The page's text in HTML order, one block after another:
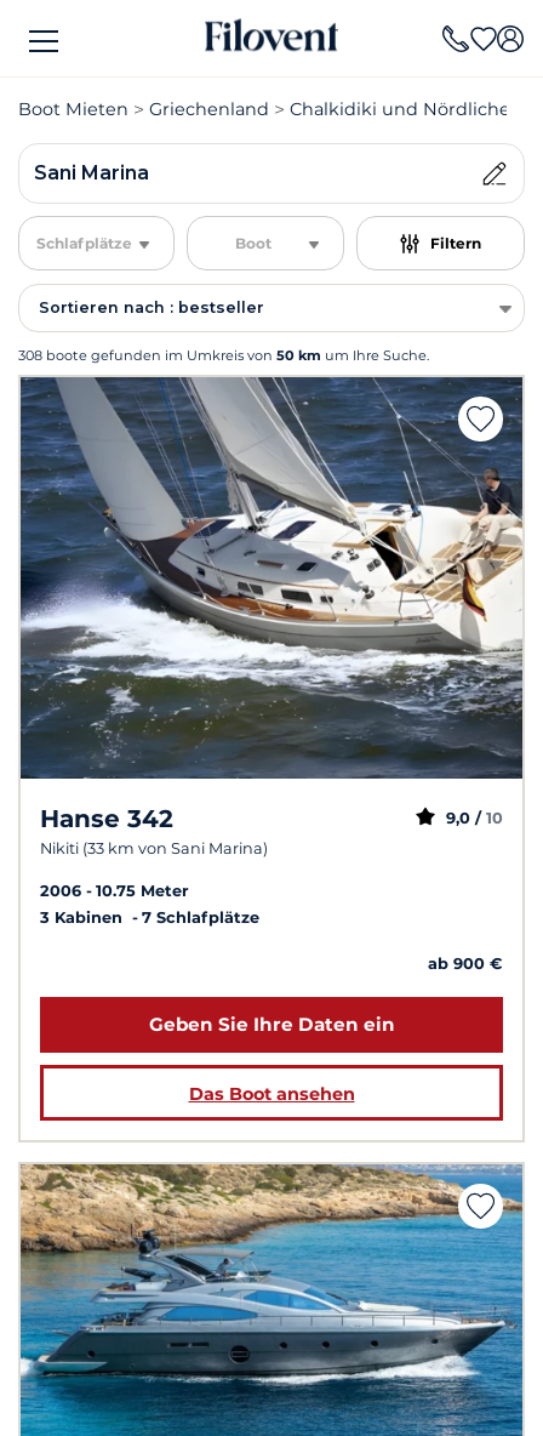
Boot Mieten Griechenland Chalkidiki und Nördliche
Sani Marina
Schlafplätze Boot Filtern
Sortieren nach : bestseller
308 boote gefunden im Umkreis von 50 km um Ihre Suche.
Hanse 342
Nikiti (33 km von Sani Marina)
9,0 / 10
2006
10.75 Meter
3 Kabinen
7 Schlafplätze
ab 900 €
Geben Sie Ihre Daten ein
Das Boot ansehen